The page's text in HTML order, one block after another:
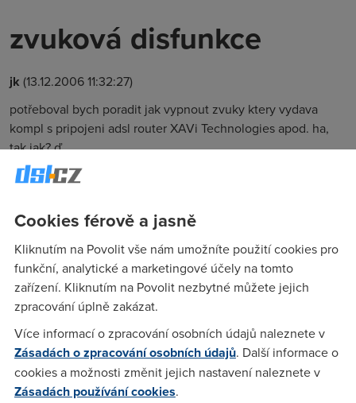
zvuková disfunkce
jk (13.12.2006 11:32:27)
potřeboval bych poradit jak vypnout zvuky ktery vydava
kompl s pripojeni adsl router XAVi Technologies apod. ha,
tak jak? ď
Otevri case a vyrvy kabely k vetrarakum
jk(13.12.2006 13:09:26)
a dál? nebo jiná varianta:-o
Anonym (14.12.2006 00:09:08)
No zase case zavřeš A JE TO. Stačí ho pak jen odnést na
Cookies férově a jasně
Kliknutím na Povolit vše nám umožníte použití cookies pro
funkční, analytické a marketingové účely na tomto
zařízení. Kliknutím na Povolit nezbytné můžete jejich
zpracování úplně zakázat.
Více informací o zpracování osobních údajů naleznete v
Zásadách o zpracování osobních údajů. Další informace o
cookies a možnosti změnit jejich nastavení naleznete v
Zásadách používání cookies.